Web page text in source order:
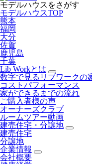
モデルハウスをさがす
モデルハウスTOP
熊本
福岡
大分
佐賀
鹿児島
千葉
Lib Workとは
数字で見るリブワークの
コストパフォーマンス
家ができるまでの流れ
ご購入者様の声
オーナーズクラブ
ルームツアー動画
建売住宅・分譲地
建売住宅
分譲地
企業情報
会社概要